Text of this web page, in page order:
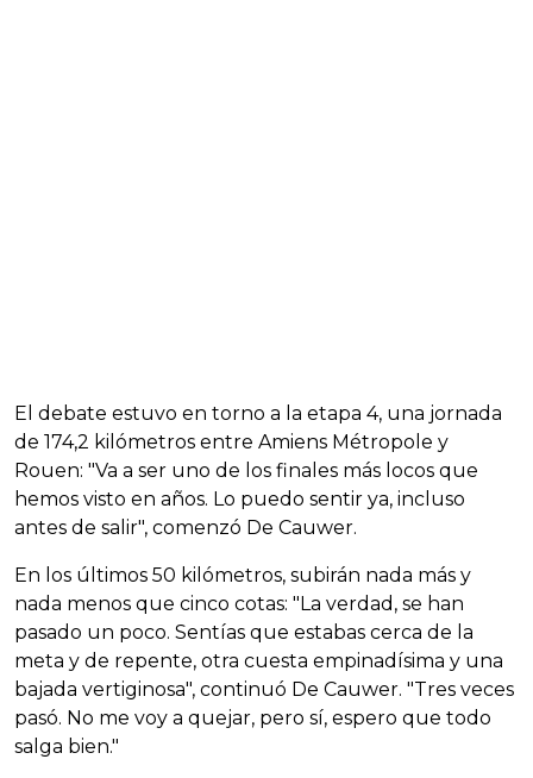
El debate estuvo en torno a la etapa 4, una jornada
de 174,2 kilómetros entre Amiens Métropole y
Rouen: "Va a ser uno de los finales más locos que
hemos visto en años. Lo puedo sentir ya, incluso
antes de salir", comenzó De Cauwer.
En los últimos 50 kilómetros, subirán nada más y
nada menos que cinco cotas: "La verdad, se han
pasado un poco. Sentías que estabas cerca de la
meta y de repente, otra cuesta empinadísima y una
bajada vertiginosa", continuó De Cauwer. "Tres veces
pasó. No me voy a quejar, pero sí, espero que todo
salga bien."